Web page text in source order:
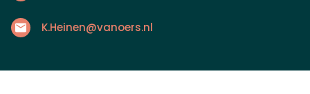
K.Heinen@vanoers.nl